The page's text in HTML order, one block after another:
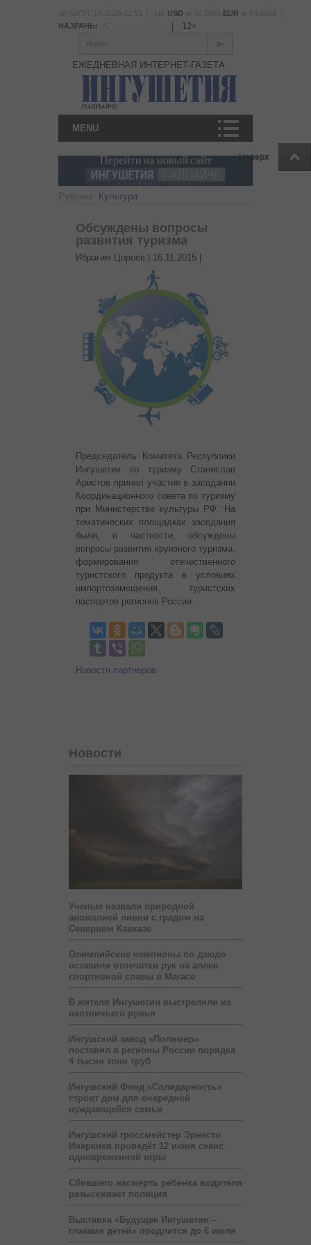
Наверх
USD EUR
НАЗРАНЬ:
12+
Искать
ЕЖЕДНЕВНАЯ ИНТЕРНЕТ-ГАЗЕТА
MENU
Рубрики: Культура
Обсуждены вопросы
развития туризма
Ибрагим Цороев | 16.11.2015
Председатель Комитета Республики
Ингушетия по туризму Станислав
Аристов принял участие в заседании
Координационного совета по туризму
при Министерстве культуры РФ.
На
тематических площадках заседания
были, в частности, обсуждены
вопросы развития круизного туризма,
формирования отечественного
туристского продукта в условиях
импортозамещения, туристских
паспортов регионов России.
Новости партнеров
Новости
Ученые назвали природной
аномалией ливни с градом на
Северном Кавказе
Олимпийские чемпионы по дзюдо
оставили отпечатки рук на аллее
спортивной славы в Магасе
В жителя Ингушетии выстрелили из
охотничьего ружья
Ингушский завод «Полимер»
поставил в регионы России порядка
4 тысяч тонн труб
Ингушский Фонд «Солидарность»
строит дом для очередной
нуждающейся семьи
Ингушский гроссмейстер Эрнесто
Инаркиев проведёт 12 июня сеанс
одновременной игры
Сбившего насмерть ребенка водителя
разыскивает полиция
Выставка «Будущее Ингушетии –
глазами детей» продлится до 6 июля